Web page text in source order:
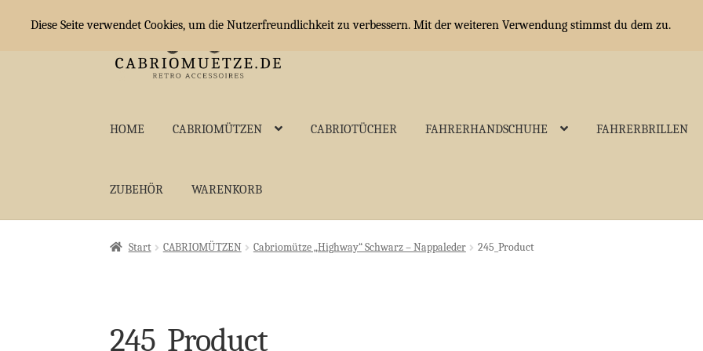
Navigation
springen
Inhalt
springen
HOME CABRIOMÜTZEN CABRIOTÜCHER FAHRERHANDSCHUHE FAHRERBRILLEN
ZUBEHÖR WARENKORB
Start CABRIOMÜTZEN Cabriomütze „Highway“ Schwarz – Nappaleder 245_Product
245_Product
Diese Seite verwendet Cookies, um die Nutzerfreundlichkeit zu verbessern. Mit der weiteren Verwendung stimmst du dem zu.